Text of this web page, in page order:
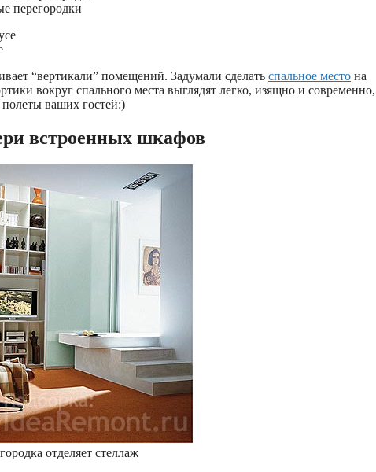
перегородки
“вертикали” помещений. Задумали сделать спальное место на
вокруг спального места выглядят легко, изящно и современно,
ваших гостей:)
встроенных шкафов
отделяет стеллаж